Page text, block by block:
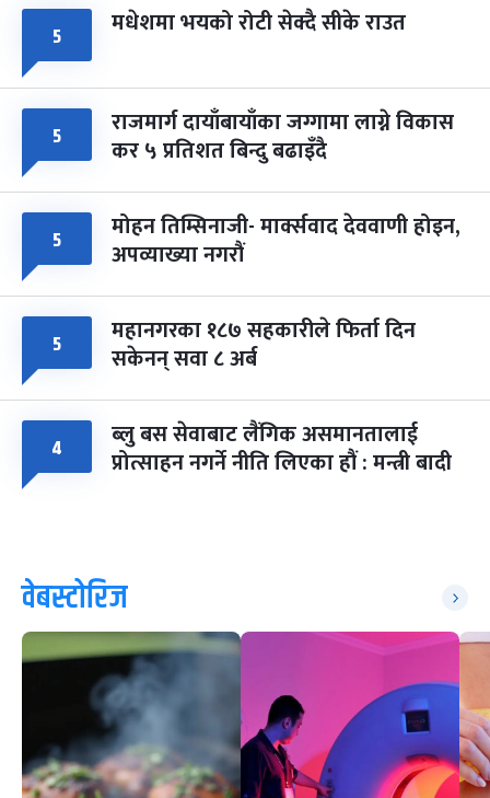
५ मधेशमा भयको रोटी सेक्दै सीके राउत
५ राजमार्ग दायाँबायाँका जग्गामा लाग्ने विकास
कर ५ प्रतिशत बिन्दु बढाइँदै
५ मोहन तिम्सिनाजी- मार्क्सवाद देववाणी होइन,
अपव्याख्या नगरौं
५ महानगरका १८७ सहकारीले फिर्ता दिन
सकेनन् सवा ८ अर्ब
४ ब्लु बस सेवाबाट लैंगिक असमानतालाई
प्रोत्साहन नगर्ने नीति लिएका हौं : मन्त्री बादी
वेबस्टोरिज